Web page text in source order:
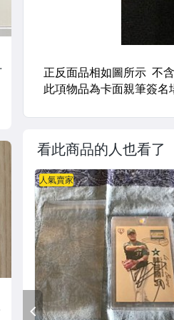
看此商品的人也看了
人氣賣家
PREV